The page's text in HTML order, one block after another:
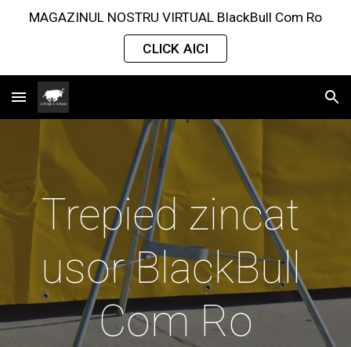
MAGAZINUL NOSTRU VIRTUAL BlackBull Com Ro
CLICK AICI
Trepied zincat
usor BlackBull
Com Ro